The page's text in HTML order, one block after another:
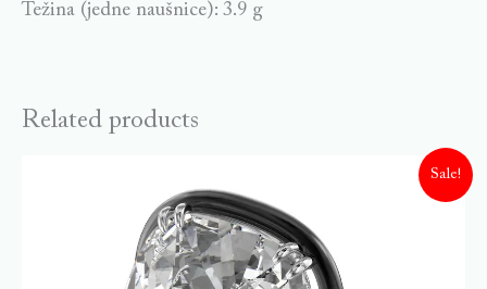
Težina (jedne naušnice): 3.9 g
Related products
Sale!